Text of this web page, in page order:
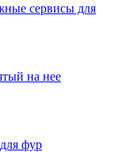
сервисы для
на нее
фур